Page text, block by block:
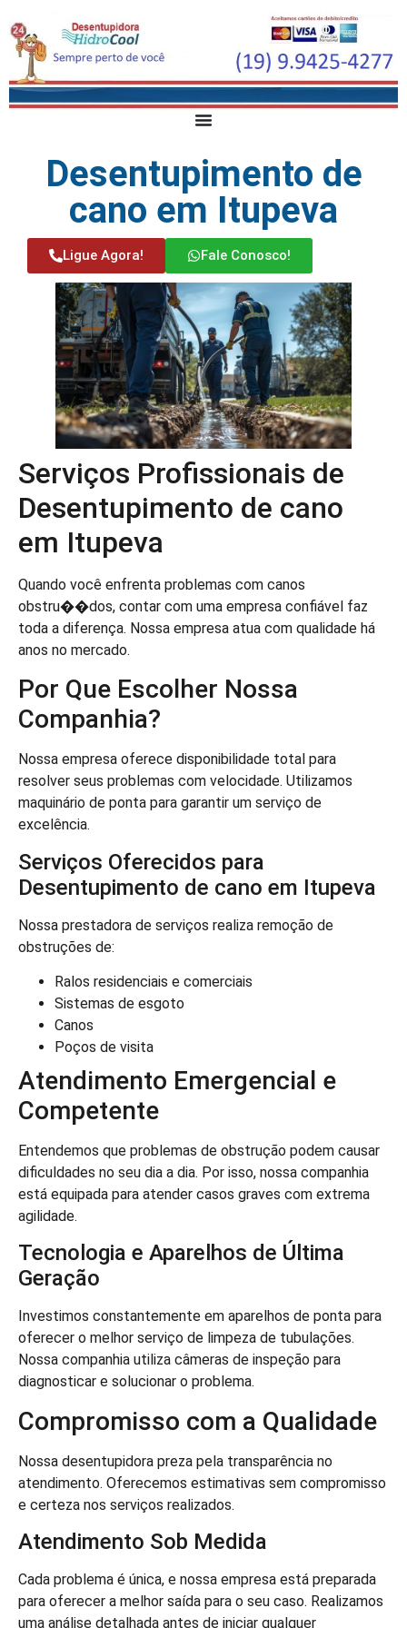
Desentupimento de
cano em Itupeva
Ligue Agora! Fale Conosco!
Serviços Profissionais de
Desentupimento de cano
em Itupeva
Quando você enfrenta problemas com canos
obstru��dos, contar com uma empresa confiável faz
toda a diferença. Nossa empresa atua com qualidade há
anos no mercado.
Por Que Escolher Nossa
Companhia?
Nossa empresa oferece disponibilidade total para
resolver seus problemas com velocidade. Utilizamos
maquinário de ponta para garantir um serviço de
excelência.
Serviços Oferecidos para
Desentupimento de cano em Itupeva
Nossa prestadora de serviços realiza remoção de
obstruções de:
Ralos residenciais e comerciais
Sistemas de esgoto
Canos
Poços de visita
Atendimento Emergencial e
Competente
Entendemos que problemas de obstrução podem causar
dificuldades no seu dia a dia. Por isso, nossa companhia
está equipada para atender casos graves com extrema
agilidade.
Tecnologia e Aparelhos de Última
Geração
Investimos constantemente em aparelhos de ponta para
oferecer o melhor serviço de limpeza de tubulações.
Nossa companhia utiliza câmeras de inspeção para
diagnosticar e solucionar o problema.
Compromisso com a Qualidade
Nossa desentupidora preza pela transparência no
atendimento. Oferecemos estimativas sem compromisso
e certeza nos serviços realizados.
Atendimento Sob Medida
Cada problema é única, e nossa empresa está preparada
para oferecer a melhor saída para o seu caso. Realizamos
uma análise detalhada antes de iniciar qualquer